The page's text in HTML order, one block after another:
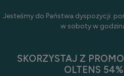
Jesteśmy do Państwa dyspozycji:
w soboty w
SKORZYSTAJ Z
OLTENS